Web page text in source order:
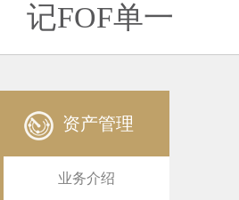
记FOF单一
资产管理
业务介绍